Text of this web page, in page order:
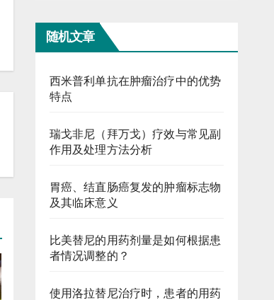
随机文章
西米普利单抗在肿瘤治疗中的优势
特点
瑞戈非尼（拜万戈）疗效与常见副
作用及处理方法分析
胃癌、结直肠癌复发的肿瘤标志物
及其临床意义
比美替尼的用药剂量是如何根据患
者情况调整的？
使用洛拉替尼治疗时，患者的用药